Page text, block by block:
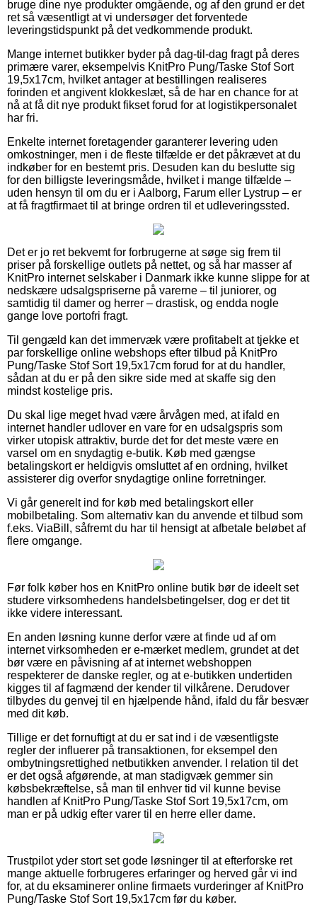
bruge dine nye produkter omgående, og af den grund er det
ret så væsentligt at vi undersøger det forventede
leveringstidspunkt på det vedkommende produkt.
Mange internet butikker byder på dag-til-dag fragt på deres
primære varer, eksempelvis KnitPro Pung/Taske Stof Sort
19,5x17cm, hvilket antager at bestillingen realiseres
forinden et angivent klokkeslæt, så de har en chance for at
nå at få dit nye produkt fikset forud for at logistikpersonalet
har fri.
Enkelte internet foretagender garanterer levering uden
omkostninger, men i de fleste tilfælde er det påkrævet at du
indkøber for en bestemt pris. Desuden kan du beslutte sig
for den billigste leveringsmåde, hvilket i mange tilfælde –
uden hensyn til om du er i Aalborg, Farum eller Lystrup – er
at få fragtfirmaet til at bringe ordren til et udleveringssted.
Det er jo ret bekvemt for forbrugerne at søge sig frem til
priser på forskellige outlets på nettet, og så har masser af
KnitPro internet selskaber i Danmark ikke kunne slippe for at
nedskære udsalgspriserne på varerne – til juniorer, og
samtidig til damer og herrer – drastisk, og endda nogle
gange love portofri fragt.
Til gengæld kan det immervæk være profitabelt at tjekke et
par forskellige online webshops efter tilbud på KnitPro
Pung/Taske Stof Sort 19,5x17cm forud for at du handler,
sådan at du er på den sikre side med at skaffe sig den
mindst kostelige pris.
Du skal lige meget hvad være årvågen med, at ifald en
internet handler udlover en vare for en udsalgspris som
virker utopisk attraktiv, burde det for det meste være en
varsel om en snydagtig e-butik. Køb med gængse
betalingskort er heldigvis omsluttet af en ordning, hvilket
assisterer dig overfor snydagtige online forretninger.
Vi går generelt ind for køb med betalingskort eller
mobilbetaling. Som alternativ kan du anvende et tilbud som
f.eks. ViaBill, såfremt du har til hensigt at afbetale beløbet af
flere omgange.
Før folk køber hos en KnitPro online butik bør de ideelt set
studere virksomhedens handelsbetingelser, dog er det tit
ikke videre interessant.
En anden løsning kunne derfor være at finde ud af om
internet virksomheden er e-mærket medlem, grundet at det
bør være en påvisning af at internet webshoppen
respekterer de danske regler, og at e-butikken undertiden
kigges til af fagmænd der kender til vilkårene. Derudover
tilbydes du genvej til en hjælpende hånd, ifald du får besvær
med dit køb.
Tillige er det fornuftigt at du er sat ind i de væsentligste
regler der influerer på transaktionen, for eksempel den
ombytningsrettighed netbutikken anvender. I relation til det
er det også afgørende, at man stadigvæk gemmer sin
købsbekræftelse, så man til enhver tid vil kunne bevise
handlen af KnitPro Pung/Taske Stof Sort 19,5x17cm, om
man er på udkig efter varer til en herre eller dame.
Trustpilot yder stort set gode løsninger til at efterforske ret
mange aktuelle forbrugeres erfaringer og herved går vi ind
for, at du eksaminerer online firmaets vurderinger af KnitPro
Pung/Taske Stof Sort 19,5x17cm før du køber.